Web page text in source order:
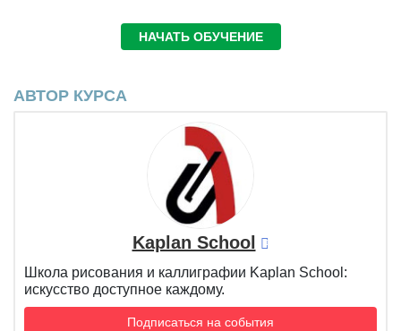
НАЧАТЬ ОБУЧЕНИЕ
АВТОР КУРСА
Kaplan School
Школа рисования и каллиграфии Kaplan School:
искусство доступное каждому.
Подписаться на события